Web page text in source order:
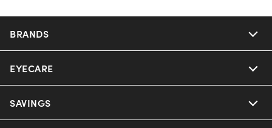
BRANDS
EYECARE
SAVINGS